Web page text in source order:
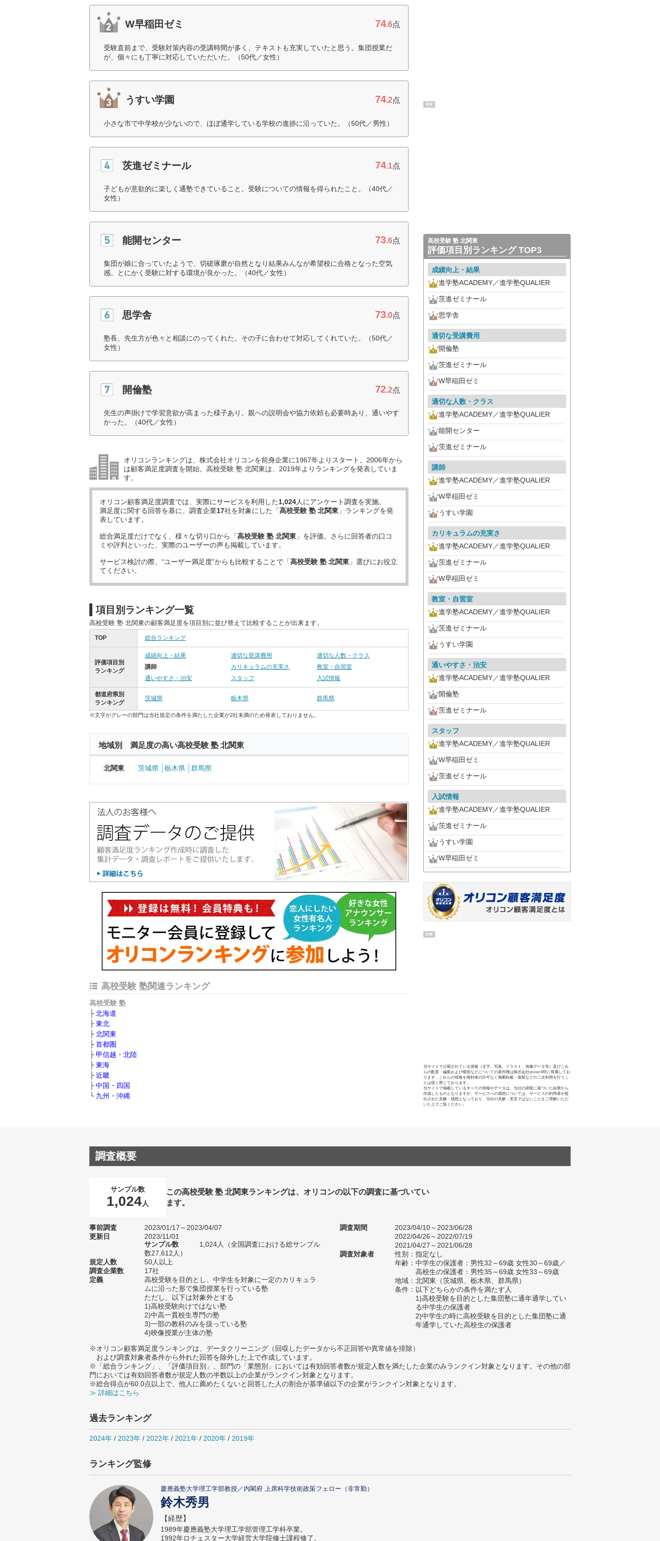
W早稲田ゼミ 74.6点
受験直前まで、受験対策内容の受講時間が多く、テキストも充実していたと思う。集団授業だ
が、個々にも丁寧に対応していただいた。（50代／女性）
うすい学園 74.2点
小さな市で中学校が少ないので、ほぼ通学している学校の進捗に沿っていた。（50代／男性）
茨進ゼミナール 74.1点
子どもが意欲的に楽しく通塾できていること。受験についての情報を得られたこと。（40代／
女性）
能開センター 73.6点
集団が娘に合っていたようで、切磋琢磨が自然となり結果みんなが希望校に合格となった空気
感。とにかく受験に対する環境が良かった。（40代／女性）
思学舎 73.0点
塾長、先生方が色々と相談にのってくれた。その子に合わせて対応してくれていた。（50代／
女性）
開倫塾 72.2点
先生の声掛けで学習意欲が高まった様子あり。親への説明会や協力依頼も必要時あり、通いやす
かった。（40代／女性）
オリコンランキングは、株式会社オリコンを前身企業に1967年よりスタート。2006年から
は顧客満足度調査を開始。高校受験 塾 北関東は、2019年よりランキングを発表していま
す。
オリコン顧客満足度調査では、実際にサービスを利用した1,024人にアンケート調査を実施。
満足度に関する回答を基に、調査企業17社を対象にした「高校受験 塾 北関東 」ランキングを発
表しています。
総合満足度だけでなく、様々な切り口から「高校受験 塾 北関東 」を評価。さらに回答者の口コ
ミや評判といった、実際のユーザーの声も掲載しています。
サービス検討の際、“ユーザー満足度”からも比較することで「高校受験 塾 北関東 」選びにお役立
てください。
項目別ランキング一覧
高校受験 塾 北関東の顧客満足度を項目別に並び替えて比較することが出来ます。
TOP 総合ランキング
評価項目別
ランキング
成績向上・結果 適切な受講費用
適切な人数・クラス
講師
カリキュラムの充実さ
教室・自習室
通いやすさ・治安
スタッフ 入試情報
都道府県別
ランキング
茨城県 栃木県 群馬県
※文字がグレーの部門は当社規定の条件を満たした企業が2社未満のため発表しておりません。
地域別 満足度の高い高校受験 塾 北関東
北関東 茨城県 栃木県 群馬県
高校受験 塾関連ランキング
高校受験 塾
北海道
東北
北関東
首都圏
甲信越・北陸
東海
近畿
中国・四国
九州・沖縄
PR
高校受験 塾 北関東
評価項目別ランキング TOP3
成績向上・結果
進学塾ACADEMY／進学塾QUALIER
茨進ゼミナール
思学舎
適切な受講費用
開倫塾
茨進ゼミナール
W早稲田ゼミ
適切な人数・クラス
進学塾ACADEMY／進学塾QUALIER
能開センター
茨進ゼミナール
講師
進学塾ACADEMY／進学塾QUALIER
W早稲田ゼミ
うすい学園
カリキュラムの充実さ
進学塾ACADEMY／進学塾QUALIER
茨進ゼミナール
W早稲田ゼミ
教室・自習室
進学塾ACADEMY／進学塾QUALIER
茨進ゼミナール
うすい学園
通いやすさ・治安
進学塾ACADEMY／進学塾QUALIER
開倫塾
茨進ゼミナール
スタッフ
進学塾ACADEMY／進学塾QUALIER
W早稲田ゼミ
茨進ゼミナール
入試情報
進学塾ACADEMY／進学塾QUALIER
茨進ゼミナール
うすい学園
W早稲田ゼミ
PR
当サイトで公開されている情報（文字、写真、イラスト、画像データ等）及びこれ
らの配置・編集および構造などについての著作権は株式会社oricon MEに帰属してお
ります。これらの情報を権利者の許可なく無断転載・複製などの二次利用を行うこ
とは固く禁じております。
当サイトで掲載しているすべての情報やデータは、当社の調査に基づいた結果から
作成したものとなりますが、サービスへの感想については、サービスの利用者が提
出された見解・感想となっており、当社の見解・意見ではないことをご理解いただ
いた上でご覧ください。
調査概要
サンプル数
1,024人
この高校受験 塾 北関東ランキングは、オリコンの以下の調査に基づいてい
ます。
事前調査
2023/01/17～2023/04/07
更新日
2023/11/01
サンプル数
1,024人（全国調査における総サンプル
数27,612人）
規定人数
50人以上
調査企業数
17社
定義
高校受験を目的とし、中学生を対象に一定のカリキュラ
ムに沿った形で集団授業を行っている塾
ただし、以下は対象外とする
1)高校受験向けではない塾
2)中高一貫校生専門の塾
3)一部の教科のみを扱っている塾
4)映像授業が主体の塾
調査期間
2023/04/10～2023/06/28
2022/04/26～2022/07/19
2021/04/27～2021/06/28
調査対象者
性別：指定なし
年齢：中学生の保護者：男性32～69歳 女性30～69歳／
高校生の保護者：男性35～69歳 女性33～69歳
地域：北関東（茨城県、栃木県、群馬県）
条件：以下どちらかの条件を満たす人
1)高校受験を目的とした集団塾に通年通学してい
る中学生の保護者
2)中学生の時に高校受験を目的とした集団塾に通
年通学していた高校生の保護者
※オリコン顧客満足度ランキングは、データクリーニング（回収したデータから不正回答や異常値を排除）
および調査対象者条件から外れた回答を除外した上で作成しています。
※「総合ランキング」、「評価項目別」、部門の「業態別」においては有効回答者数が規定人数を満たした企業のみランクイン対象となります。その他の部
門においては有効回答者数が規定人数の半数以上の企業がランクイン対象となります。
※総合得点が60.0点以上で、他人に薦めたくないと回答した人の割合が基準値以下の企業がランクイン対象となります。
≫ 詳細はこちら
過去ランキング
2024年 / 2023年 / 2022年 / 2021年 / 2020年 / 2019年
ランキング監修
慶應義塾大学理工学部教授／内閣府 上席科学技術政策フェロー（非常勤）
鈴木秀男
【経歴】
1989年慶應義塾大学理工学部管理工学科卒業。
1992年ロチェスター大学経営大学院修士課程修了。